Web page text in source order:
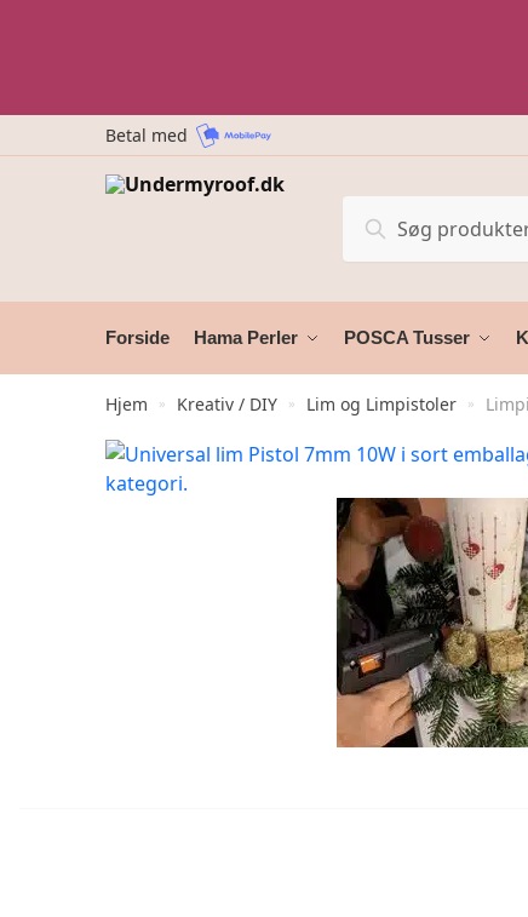
Betal med
efter:
Søg
Forside Hama Perler POSCA Tusser
Hjem » Kreativ / DIY » Lim og Limpistoler »